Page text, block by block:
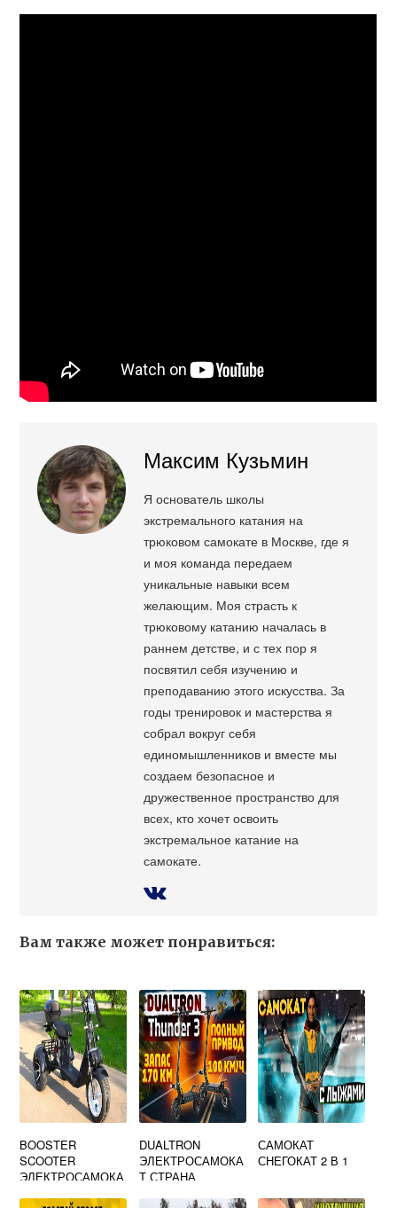
Максим Кузьмин
Я основатель школы
экстремального катания на
трюковом самокате в Москве, где я
и моя команда передаем
уникальные навыки всем
желающим. Моя страсть к
трюковому катанию началась в
раннем детстве, и с тех пор я
посвятил себя изучению и
преподаванию этого искусства. За
годы тренировок и мастерства я
собрал вокруг себя
единомышленников и вместе мы
создаем безопасное и
дружественное пространство для
всех, кто хочет освоить
экстремальное катание на
самокате.
Вам также может понравиться:
BOOSTER
SCOOTER
ЭЛЕКТРОСАМОКА
DUALTRON
ЭЛЕКТРОСАМОКА
Т СТРАНА
САМОКАТ
СНЕГОКАТ 2 В 1